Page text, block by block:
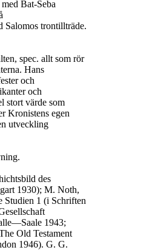
Bat-Seba
Salomos trontillträde.
spec. allt som rör
Hans
och
och
stort värde som
Kronistens egen
utveckling
des
1930); M. Noth,
Studien 1 (i Schriften
1943;
Old Testament
1946). G. G.